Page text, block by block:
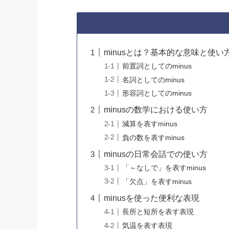
minusとは？基本的な意味と使い
前置詞としてのminus
名詞としてのminus
形容詞としてのminus
minusの数学における使い方
減算を表すminus
負の数を表すminus
minusの日常会話での使い方
「～なしで」を表すminus
「欠点」を表すminus
minusを使った便利な表現
長所と短所を表す表現
気温を表す表現